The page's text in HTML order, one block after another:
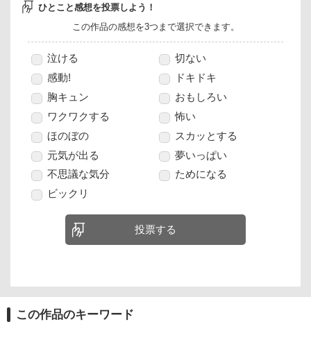
ひとこと感想を投票しよう！
この作品の感想を3つまで選択できます。
泣ける
切ない
感動!
ドキドキ
胸キュン
おもしろい
ワクワクする
怖い
ほのぼの
スカッとする
元気が出る
夢いっぱい
不思議な気分
ためになる
ビックリ
投票する
この作品のキーワード